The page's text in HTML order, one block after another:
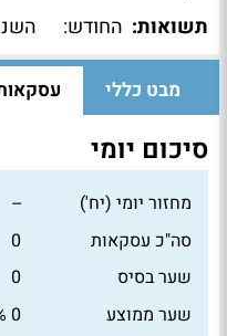
תשואות: החודש:
מבט כללי
סיכום יומי
מחזור יומי (יח')
--
סה"כ עסקאות
0
שער בסיס
0
שער ממוצע
0